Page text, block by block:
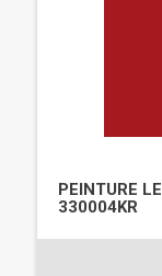
PEINTURE
330004KR